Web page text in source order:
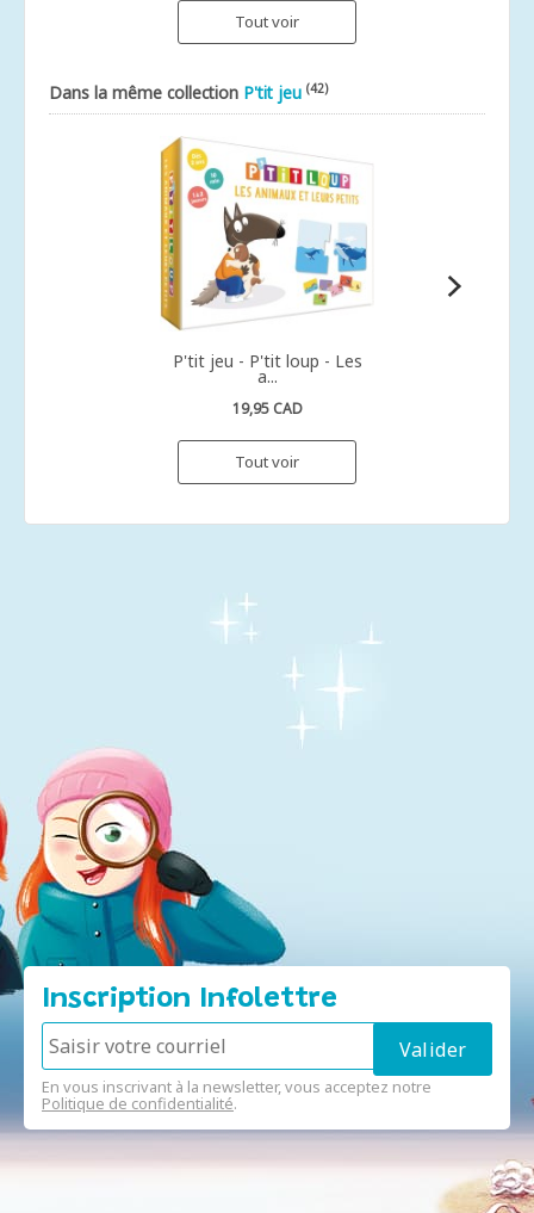
Tout voir
Dans la même collection P'tit jeu (42)
P'tit jeu - P'tit loup - Les
a...
19,95 CAD
Tout voir
Inscription Infolettre
En vous inscrivant à la newsletter, vous acceptez notre
Politique de confidentialité.